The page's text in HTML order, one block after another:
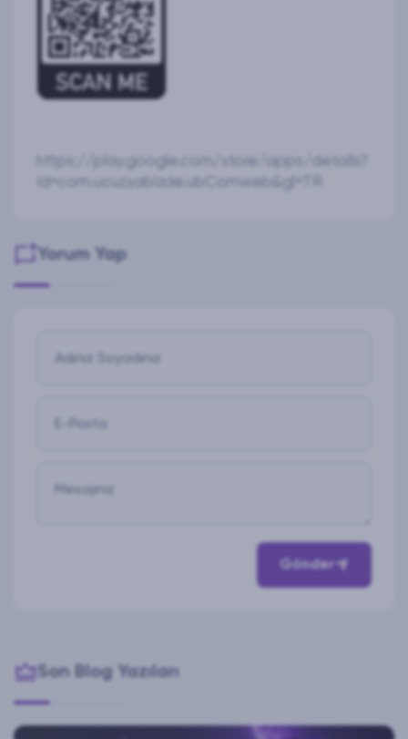
https://play.google.com/store/apps/details?
id=com.ucuzsabizde.ubComweb&gl=TR
Yorum Yap
Adınız Soyadınız
Mesajınız
Gönder
Son Blog Yazıları